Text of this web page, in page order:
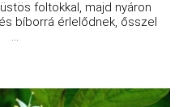
foltokkal, majd nyáron
bíborrá érlelődnek, ősszel
...